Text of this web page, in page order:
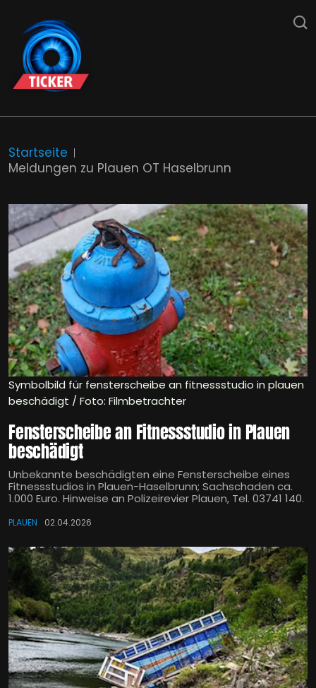
Startseite
Meldungen zu Plauen OT Haselbrunn
Symbolbild für fensterscheibe an fitnessstudio in plauen
beschädigt / Foto: Filmbetrachter
Fensterscheibe an Fitnessstudio in Plauen
beschädigt
Unbekannte beschädigten eine Fensterscheibe eines
Fitnessstudios in Plauen-Haselbrunn; Sachschaden ca.
1.000 Euro. Hinweise an Polizeirevier Plauen, Tel. 03741 140.
PLAUEN 02.04.2026